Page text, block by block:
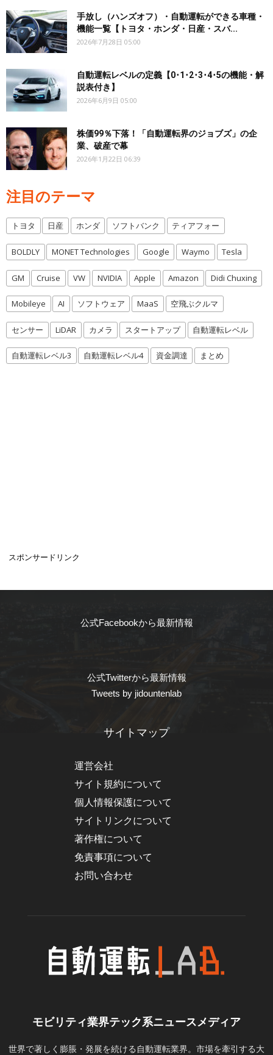
手放し（ハンズオフ）・自動運転ができる車種・
機能一覧【トヨタ・ホンダ・日産・スバ...
2026年7月28日 05:00
自動運転レベルの定義【0･1･2･3･4･5の機能・解
説表付き】
2026年6月9日 05:00
株価99％下落！「自動運転界のジョブズ」の企
業、破産で幕
2026年1月22日 06:39
注目のテーマ
トヨタ 日産 ホンダ ソフトバンク ティアフォー
BOLDLY MONET Technologies Google Waymo Tesla
GM Cruise VW NVIDIA Apple Amazon Didi Chuxing
Mobileye AI ソフトウェア MaaS 空飛ぶクルマ
センサー LiDAR カメラ スタートアップ 自動運転レベル
自動運転レベル3 自動運転レベル4 資金調達 まとめ
スポンサードリンク
公式Facebookから最新情報
公式Twitterから最新情報
Tweets by jidountenlab
サイトマップ
運営会社
サイト規約について
個人情報保護について
サイトリンクについて
著作権について
免責事項について
お問い合わせ
モビリティ業界テック系ニュースメディア
世界で著しく膨脹・発展を続ける自動運転業界。市場を牽引する大